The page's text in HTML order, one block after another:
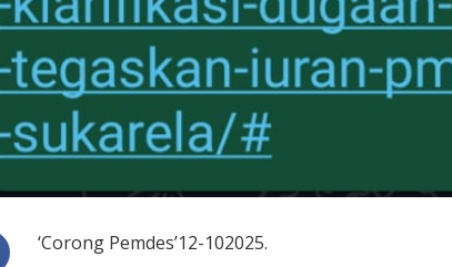
l
r
i
i
k
s
i
‘Corong Pemdes’12-102025.